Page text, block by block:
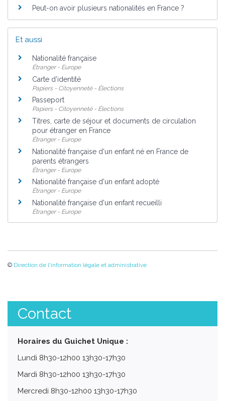
Peut-on avoir plusieurs nationalités en France ?
Et aussi
Nationalité française
Étranger - Europe
Carte d'identité
Papiers - Citoyenneté - Élections
Passeport
Papiers - Citoyenneté - Élections
Titres, carte de séjour et documents de circulation
pour étranger en France
Étranger - Europe
Nationalité française d'un enfant né en France de
parents étrangers
Étranger - Europe
Nationalité française d'un enfant adopté
Étranger - Europe
Nationalité française d'un enfant recueilli
Étranger - Europe
© Direction de l'information légale et administrative
Contact
Horaires du Guichet Unique :
Lundi 8h30-12h00 13h30-17h30
Mardi 8h30-12h00 13h30-17h30
Mercredi 8h30-12h00 13h30-17h30